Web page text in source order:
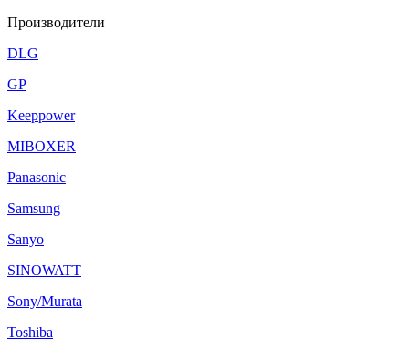
Производители
DLG
GP
Keeppower
MIBOXER
Panasonic
Samsung
Sanyo
SINOWATT
Sony/Murata
Toshiba